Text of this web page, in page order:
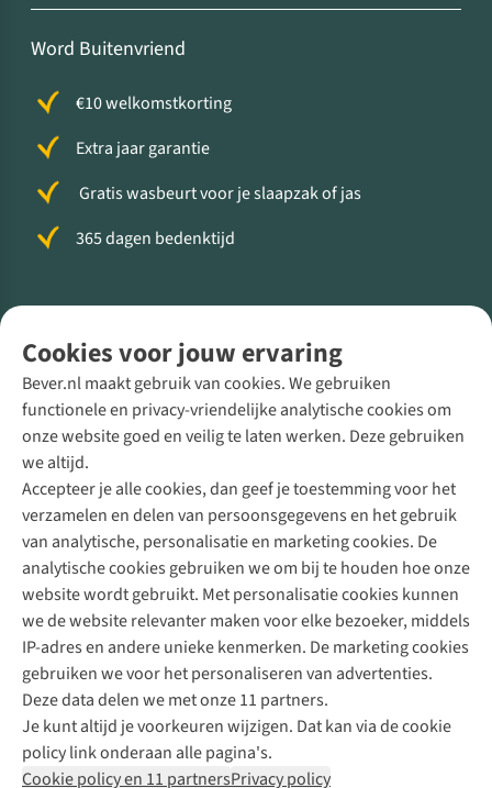
Cookies voor jouw ervaring
Bever.nl maakt gebruik van cookies. We gebruiken
functionele en privacy-vriendelijke analytische cookies om
onze website goed en veilig te laten werken. Deze gebruiken
we altijd.
Accepteer je alle cookies, dan geef je toestemming voor het
verzamelen en delen van persoonsgegevens en het gebruik
van analytische, personalisatie en marketing cookies. De
analytische cookies gebruiken we om bij te houden hoe onze
website wordt gebruikt. Met personalisatie cookies kunnen
we de website relevanter maken voor elke bezoeker, middels
IP-adres en andere unieke kenmerken. De marketing cookies
gebruiken we voor het personaliseren van advertenties.
Deze data delen we met onze 11 partners.
Je kunt altijd je voorkeuren wijzigen. Dat kan via de cookie
policy link onderaan alle pagina's.
Cookie policy en 11 partnersPrivacy policy
Word Buitenvriend
€10 welkomstkorting
Extra jaar garantie
Gratis wasbeurt voor je slaapzak of jas
365 dagen bedenktijd
Direct advies van een Buitenexpert
+31 (0)85 888 50 88
+31 6 12 28 49 80
Contactformulier